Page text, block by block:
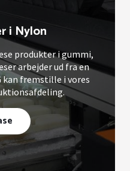
i Nylon
produkter i gummi,
arbejder ud fra en
kan fremstille i vores